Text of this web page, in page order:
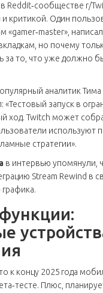
Reddit‑сообществе r/
критикой. Один
«gamer‑master»,
но почему
за то, что уже должно
аналитик
«Тестовый запуск в
ход. Twitch может
используют
стратегии».
в интервью упомянули,
Stream Rewind в
к концу 2025 года
Плюс,